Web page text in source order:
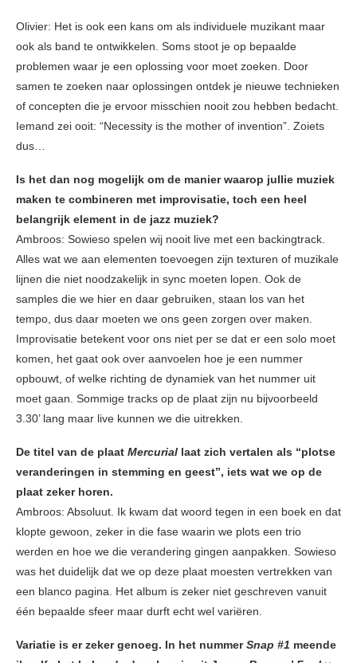
Olivier: Het is ook een kans om als individuele muzikant maar
ook als band te ontwikkelen. Soms stoot je op bepaalde
problemen waar je een oplossing voor moet zoeken. Door
samen te zoeken naar oplossingen ontdek je nieuwe technieken
of concepten die je ervoor misschien nooit zou hebben bedacht.
Iemand zei ooit: “Necessity is the mother of invention”. Zoiets
dus…
Is het dan nog mogelijk om de manier waarop jullie muziek
maken te combineren met improvisatie, toch een heel
belangrijk element in de jazz muziek?
Ambroos: Sowieso spelen wij nooit live met een backingtrack.
Alles wat we aan elementen toevoegen zijn texturen of muzikale
lijnen die niet noodzakelijk in sync moeten lopen. Ook de
samples die we hier en daar gebruiken, staan los van het
tempo, dus daar moeten we ons geen zorgen over maken.
Improvisatie betekent voor ons niet per se dat er een solo moet
komen, het gaat ook over aanvoelen hoe je een nummer
opbouwt, of welke richting de dynamiek van het nummer uit
moet gaan. Sommige tracks op de plaat zijn nu bijvoorbeeld
3.30’ lang maar live kunnen we die uitrekken.
De titel van de plaat Mercurial laat zich vertalen als “plotse
veranderingen in stemming en geest”, iets wat we op de
plaat zeker horen.
Ambroos: Absoluut. Ik kwam dat woord tegen in een boek en dat
klopte gewoon, zeker in die fase waarin we plots een trio
werden en hoe we die verandering gingen aanpakken. Sowieso
was het duidelijk dat we op deze plaat moesten vertrekken van
een blanco pagina. Het album is zeker niet geschreven vanuit
één bepaalde sfeer maar durft echt wel variëren.
Variatie is er zeker genoeg. In het nummerSnap #1 meende